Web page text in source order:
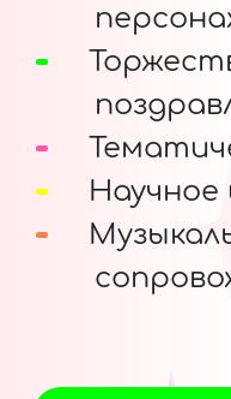
Научное